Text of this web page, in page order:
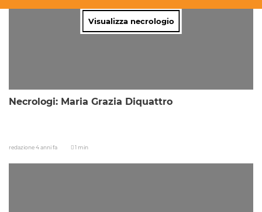
Visualizza necrologio
Necrologi: Maria Grazia Diquattro
redazione4 anni fa 1 min